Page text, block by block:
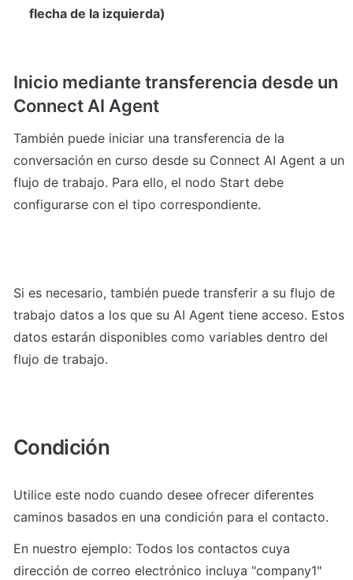
flecha de la izquierda)
Inicio mediante transferencia desde un
También puede iniciar una transferencia de la
conversación en curso desde su Connect AI Agent a un
flujo de trabajo. Para ello, el nodo Start debe
Si es necesario, también puede transferir a su flujo de
trabajo datos a los que su AI Agent tiene acceso. Estos
datos estarán disponibles como variables dentro del
flujo de trabajo.
Condición
Utilice este nodo cuando desee ofrecer diferentes
caminos basados en una condición para el contacto.
En nuestro ejemplo: Todos los contactos cuya
dirección de correo electrónico incluya "company1"